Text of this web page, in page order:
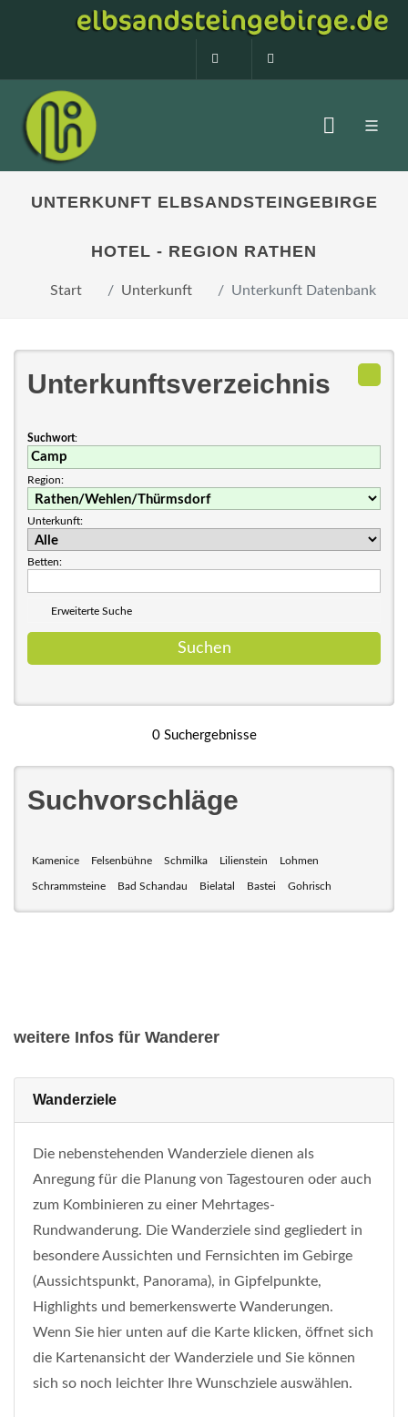
0160 99873408
UNTERKUNFT ELBSANDSTEINGEBIRGE
HOTEL - REGION RATHEN
Start Unterkunft Unterkunft Datenbank
Unterkunftsverzeichnis
Suchwort:
Region:
Unterkunft:
Betten:
Erweiterte Suche
0 Suchergebnisse
Suchvorschläge
Kamenice Felsenbühne Schmilka Lilienstein Lohmen
Schrammsteine Bad Schandau Bielatal Bastei Gohrisch
weitere Infos für Wanderer
Wanderziele
Die nebenstehenden Wanderziele dienen als
Anregung für die Planung von Tagestouren oder auch
zum Kombinieren zu einer Mehrtages-
Rundwanderung. Die Wanderziele sind gegliedert in
besondere Aussichten und Fernsichten im Gebirge
(Aussichtspunkt, Panorama), in Gipfelpunkte,
Highlights und bemerkenswerte Wanderungen.
Wenn Sie hier unten auf die Karte klicken, öffnet sich
die Kartenansicht der Wanderziele und Sie können
sich so noch leichter Ihre Wunschziele auswählen.